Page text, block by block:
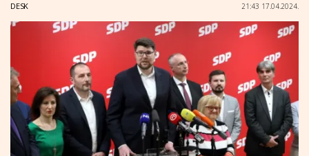
DESK 21:43 17.04.2024.